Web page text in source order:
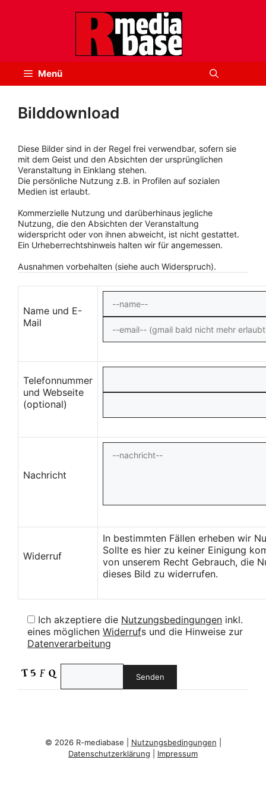
Menü
Bilddownload
Diese Bilder sind in der Regel frei verwendbar, sofern sie
mit dem Geist und den Absichten der ursprünglichen
Veranstaltung in Einklang stehen.
Die persönliche Nutzung z.B. in Profilen auf sozialen
Medien ist erlaubt.
Kommerzielle Nutzung und darüberhinaus jegliche
Nutzung, die den Absichten der Veranstaltung
widerspricht oder von ihnen abweicht, ist nicht gestattet.
Ein Urheberrechtshinweis halten wir für angemessen.
Ausnahmen vorbehalten (siehe auch Widerspruch).
Name und E-
Mail
Telefonnummer
und Webseite
(optional)
Nachricht
Widerruf
In bestimmten Fällen erheben wir
Sollte es hier zu keiner Einigung
von unserem Recht Gebrauch, die
dieses Bild zu widerrufen.
Ich akzeptiere die Nutzungsbedingungen inkl.
eines möglichen Widerrufs und die Hinweise zur
Datenverarbeitung
© 2026 R-mediabase | Nutzungsbedingungen
Datenschutzerklärung
Impressum